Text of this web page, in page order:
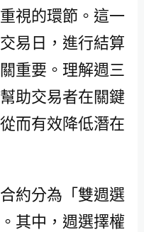
視的環節。這一
易日，進行結算
重要。理解週三
助交易者在關鍵
而有效降低潛在
約分為「雙週選
其中，週選擇權